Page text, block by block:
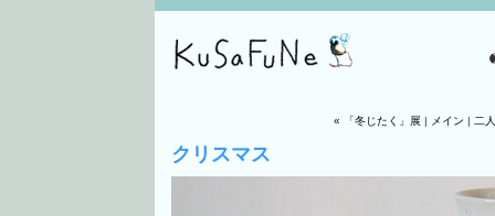
« 「冬じたく」展 | メイン | 二
クリスマス